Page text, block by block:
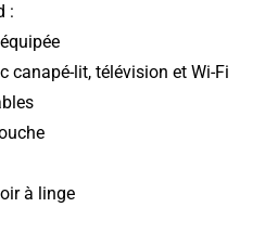
:
canapé-lit, télévision et Wi-Fi
à linge